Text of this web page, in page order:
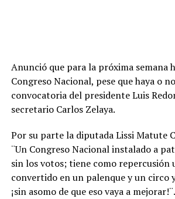
Anunció que para la próxima semana
Congreso Nacional, pese que haya o
convocatoria del presidente Luis
secretario Carlos Zelaya.
Por su parte la diputada Lissi Matute
¨Un Congreso Nacional instalado a
sin los votos; tiene como repercusión
convertido en un palenque y un circo
¡sin asomo de que eso vaya a mejorar!¨.